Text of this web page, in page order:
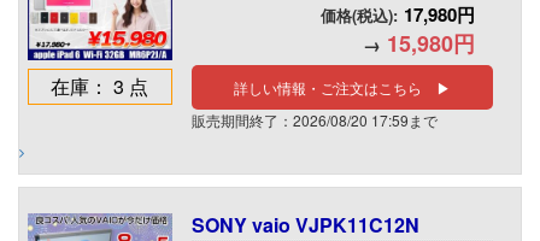
在庫： 3 点
価格(税込): 17,980円
→ 15,980円
詳しい情報・ご注文はこちら ▶
販売期間終了：2026/08/20 17:59まで
SONY vaio VJPK11C12N